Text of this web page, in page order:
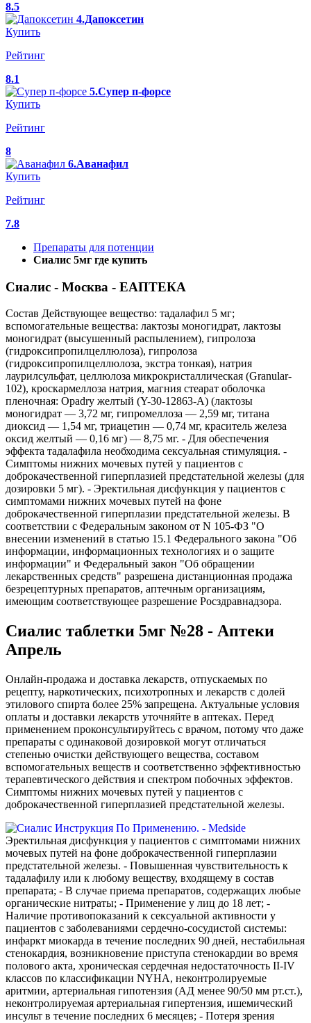
8.5
4.Дапоксетин
Купить
Рейтинг
8.1
5.Супер п-форсе
Купить
Рейтинг
8
6.Аванафил
Купить
Рейтинг
7.8
Препараты для потенции
Сиалис 5мг где купить
Сиалис - Москва - ЕАПТЕКА
Состав Действующее вещество: тадалафил 5 мг;
вспомогательные вещества: лактозы моногидрат, лактозы
моногидрат (высушенный распылением), гипролоза
(гидроксипропилцеллюлоза), гипролоза
(гидроксипропилцеллюлоза, экстра тонкая), натрия
лаурилсульфат, целлюлоза микрокристаллическая (Granular-
102), кроскармеллоза натрия, магния стеарат оболочка
пленочная: Opadry желтый (Y-30-12863-A) (лактозы
моногидрат — 3,72 мг, гипромеллоза — 2,59 мг, титана
диоксид — 1,54 мг, триацетин — 0,74 мг, краситель железа
оксид желтый — 0,16 мг) — 8,75 мг. - Для обеспечения
эффекта тадалафила необходима сексуальная стимуляция. -
Симптомы нижних мочевых путей у пациентов с
доброкачественной гиперплазией предстательной железы (для
дозировки 5 мг). - Эректильная дисфункция у пациентов с
симптомами нижних мочевых путей на фоне
доброкачественной гиперплазии предстательной железы. В
соответствии с Федеральным законом от N 105-ФЗ "О
внесении изменений в статью 15.1 Федерального закона "Об
информации, информационных технологиях и о защите
информации" и Федеральный закон "Об обращении
лекарственных средств" разрешена дистанционная продажа
безрецептурных препаратов, аптечным организациям,
имеющим соответствующее разрешение Росздравнадзора.
Сиалис таблетки 5мг №28 - Аптеки
Апрель
Онлайн-продажа и доставка лекарств, отпускаемых по
рецепту, наркотических, психотропных и лекарств с долей
этилового спирта более 25% запрещена. Актуальные условия
оплаты и доставки лекарств уточняйте в аптеках. Перед
применением проконсультируйтесь с врачом, потому что даже
препараты с одинаковой дозировкой могут отличаться
степенью очистки действующего вещества, составом
вспомогательных веществ и соответственно эффективностью
терапевтического действия и спектром побочных эффектов.
Симптомы нижних мочевых путей у пациентов с
доброкачественной гиперплазией предстательной железы.
Эректильная дисфункция у пациентов с симптомами нижних
мочевых путей на фоне доброкачественной гиперплазии
предстательной железы. - Повышенная чувствительность к
тадалафилу или к любому веществу, входящему в состав
препарата; - В случае приема препаратов, содержащих любые
органические нитраты; - Применение у лиц до 18 лет; -
Наличие противопоказаний к сексуальной активности у
пациентов с заболеваниями сердечно-сосудистой системы:
инфаркт миокарда в течение последних 90 дней, нестабильная
стенокардия, возникновение приступа стенокардии во время
полового акта, хроническая сердечная недостаточность II-IV
классов по классификации NYHA, неконтролируемые
аритмии, артериальная гипотензия (АД менее 90/50 мм рт.ст.),
неконтролируемая артериальная гипертензия, ишемический
инсульт в течение последних 6 месяцев; - Потеря зрения